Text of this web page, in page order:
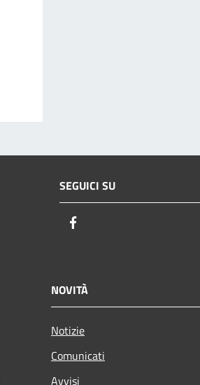
SEGUICI SU
NOVITÀ
Notizie
Comunicati
Avvisi